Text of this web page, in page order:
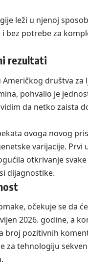
leži u njenoj
bez potrebe za
rezultati
društva
pohvalio je
da netko zaista
ovoga novog
varijacije.
otkrivanje
dijagnostike.
očekuje se da
2026. godine, a
broj pozitivnih
za tehnologiju